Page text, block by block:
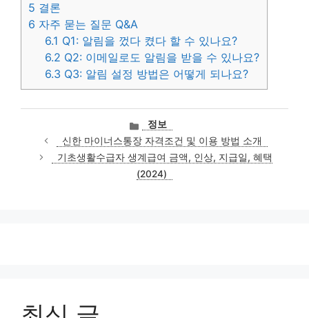
5 결론
6 자주 묻는 질문 Q&A
6.1 Q1: 알림을 껐다 켰다 할 수 있나요?
6.2 Q2: 이메일로도 알림을 받을 수 있나요?
6.3 Q3: 알림 설정 방법은 어떻게 되나요?
카
테
고
리
정보
신한 마이너스통장 자격조건 및 이용 방법 소개
기초생활수급자 생계급여 금액, 인상, 지급일, 혜택
(2024)